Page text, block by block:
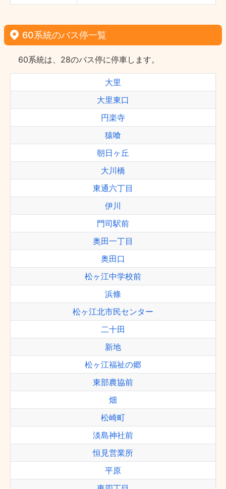
60系統のバス停一覧
60系統は、28のバス停に停車します。
大里
大里東口
円楽寺
猿喰
朝日ヶ丘
大川橋
東通六丁目
伊川
門司駅前
奥田一丁目
奥田口
松ヶ江中学校前
浜條
松ヶ江北市民センター
二十田
新地
松ヶ江福祉の郷
東部農協前
畑
松崎町
淡島神社前
恒見営業所
平原